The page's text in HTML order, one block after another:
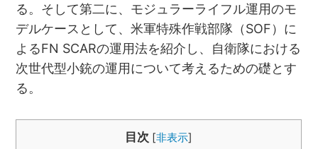
る。そして第二に、モジュラーライフル運用のモ
デルケースとして、米軍特殊作戦部隊（SOF）に
よるFN SCARの運用法を紹介し、自衛隊における
次世代型小銃の運用について考えるための礎とす
る。
目次 [非表示]